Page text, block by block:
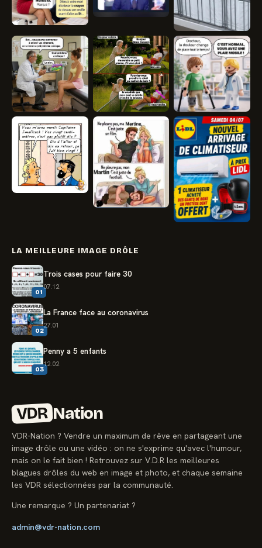
LA MEILLEURE IMAGE DRÔLE
01
Trois cases pour faire 30
07.12
02
La France face au coronavirus
27.01
03
Penny a 5 enfants
12.02
VDR Nation
VDR-Nation ? Vendre un maximum de rêve en partageant une
image drôle ou une vidéo : on ne s'exprime qu'avec l'humour,
mais on le fait bien ! Retrouvez sur V.D.R les meilleures
blagues drôles du web en image et photo, et chaque semaine
les VDR sélectionnées par la communauté.
Une remarque ? Un partenariat ?
admin@vdr-nation.com